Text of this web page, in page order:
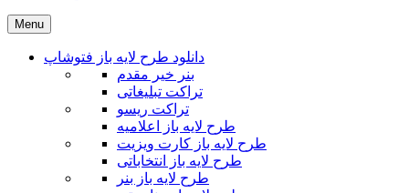
Menu
دانلود طرح لایه باز فتوشاپ
بنر خیر مقدم
تراکت تبلیغاتی
تراکت ریسو
طرح لایه باز اعلامیه
طرح لایه باز کارت ویزیت
طرح لایه باز انتخاباتی
طرح لایه باز بنر